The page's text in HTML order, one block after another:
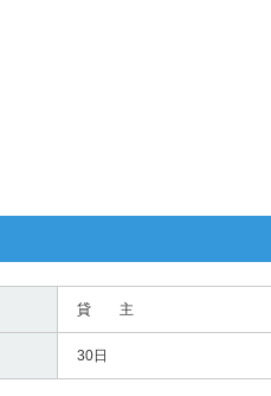
貸 主
30日